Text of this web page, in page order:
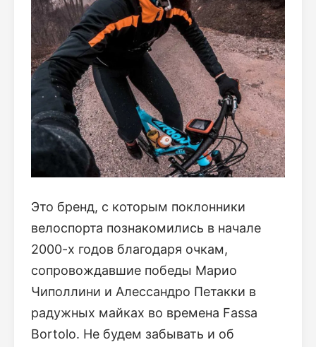
Это бренд, с которым поклонники
велоспорта познакомились в начале
2000-х годов благодаря очкам,
сопровождавшие победы Марио
Чиполлини и Алессандро Петакки в
радужных майках во времена Fassa
Bortolo. Не будем забывать и об